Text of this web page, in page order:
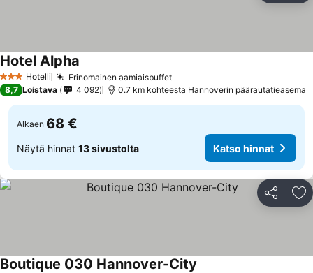
3 Tähtiluokitus
Hotelli Erinomainen aamiaisbuffet
Hotel Alpha
8,7 Loistava 4 092 0.7 km kohteesta Hannoverin päärautatieasema
Alkaen 68 €
Näytä hinnat 13 sivustolta Katso hinnat
Jaa
Boutique 030 Hannover-City